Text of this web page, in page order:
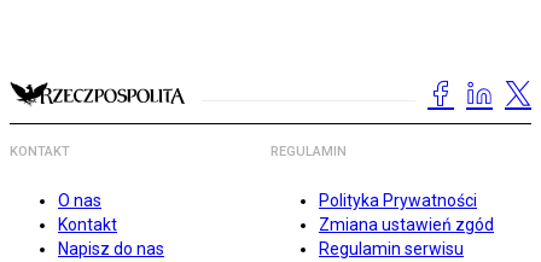
KONTAKT
O nas
Kontakt
Napisz do nas
REGULAMIN
Polityka Prywatności
Zmiana ustawień zgód
Regulamin serwisu